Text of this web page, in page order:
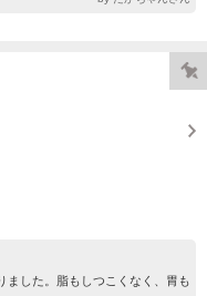
ました。脂もしつこくなく、胃も